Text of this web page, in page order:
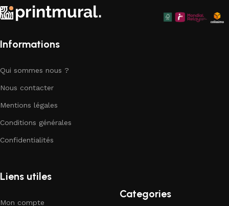
parfaite pour compléter votre décor.
Informations
Qui sommes nous ?
Nous contacter
Mentions légales
Conditions générales
Confidentialités
Liens utiles
Mon compte
Categories